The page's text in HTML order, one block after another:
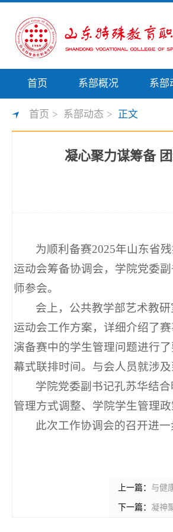
首页 系部概况 系部
首页 > 系部动态 > 正文
凝心聚力谋筹备
为顺利备赛2025年山东省
运动会筹备协调会，学院党委
师参会。
会上，公共教学部艺术教
运动会工作方案，详细介绍了
演备赛中的学生管理问题进行
幕式联排时间。与会人员就涉
学院党委副书记孔苏华结
管理方式调整、学院学生管理
此次工作协调会的召开进
上一篇： 与健
下一篇： 凝神